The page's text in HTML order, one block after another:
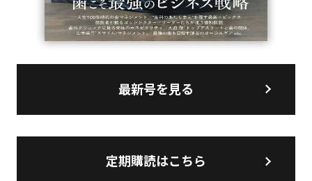
最新号を見る
定期購読はこちら